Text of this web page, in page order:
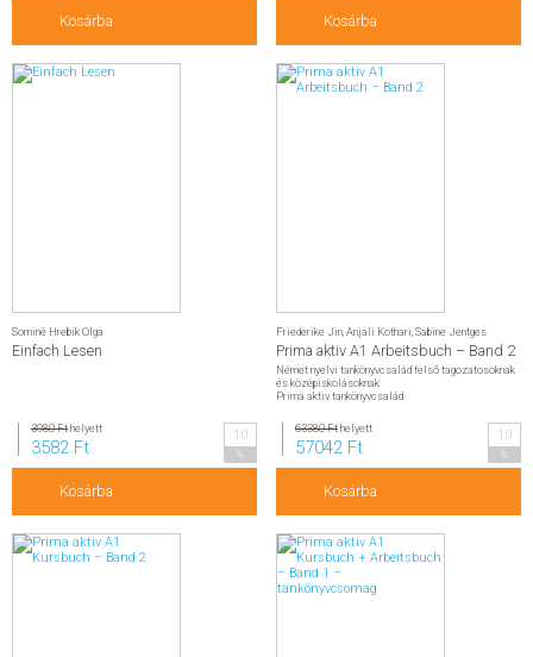
Kosárba Kosárba
Sominé Hrebik Olga
Einfach Lesen
3980 Fthelyett
3582 Ft
10
Kosárba
Friederike Jin Anjali Kothari Sabine Jentges
Prima aktiv A1 Arbeitsbuch – Band 2
Német nyelvi tankönyvcsalád felső tagozatosoknak
és középiskolásoknak
Prima aktiv tankönyvcsalád
63380 Fthelyett
57042 Ft
10
Kosárba